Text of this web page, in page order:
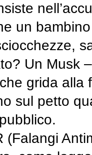
un
Un Musk
grida
sul petto
(Falangi